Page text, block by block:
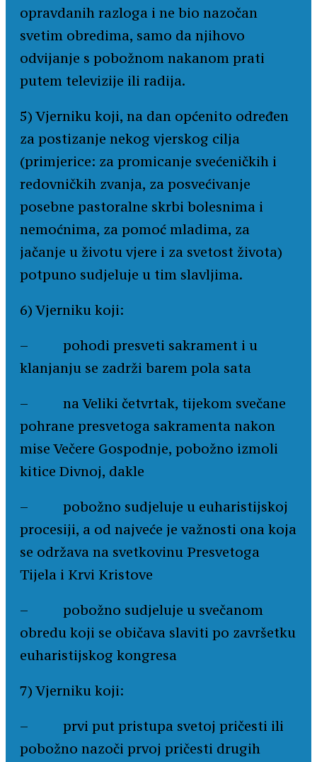
opravdanih razloga i ne bio nazočan
svetim obredima, samo da njihovo
odvijanje s pobožnom nakanom prati
putem televizije ili radija.
5) Vjerniku koji, na dan općenito određen
za postizanje nekog vjerskog cilja
(primjerice: za promicanje svećeničkih i
redovničkih zvanja, za posvećivanje
posebne pastoralne skrbi bolesnima i
nemoćnima, za pomoć mladima, za
jačanje u životu vjere i za svetost života)
potpuno sudjeluje u tim slavljima.
6) Vjerniku koji:
– pohodi presveti sakrament i u
klanjanju se zadrži barem pola sata
– na Veliki četvrtak, tijekom svečane
pohrane presvetoga sakramenta nakon
mise Večere Gospodnje, pobožno izmoli
kitice Divnoj, dakle
– pobožno sudjeluje u euharistijskoj
procesiji, a od najveće je važnosti ona koja
se održava na svetkovinu Presvetoga
Tijela i Krvi Kristove
– pobožno sudjeluje u svečanom
obredu koji se običava slaviti po završetku
euharistijskog kongresa
7) Vjerniku koji:
– prvi put pristupa svetoj pričesti ili
pobožno nazoči prvoj pričesti drugih